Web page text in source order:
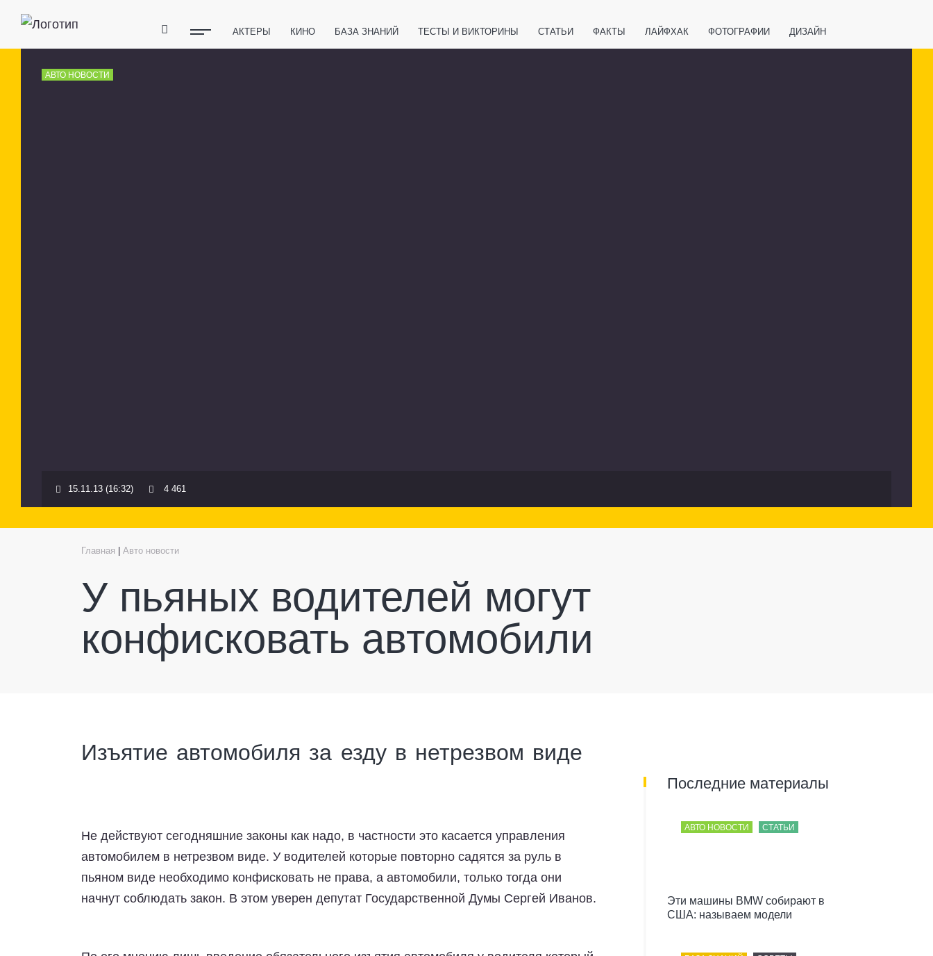
АКТЕРЫ КИНО БАЗА ЗНАНИЙ ТЕСТЫ И ВИКТОРИНЫ СТАТЬИ ФАКТЫ ЛАЙФХАК ФОТОГРАФИИ ДИЗАЙН
АВТО НОВОСТИ
15.11.13 (16:32) 4 461
Главная Авто новости
У пьяных водителей могут
конфисковать автомобили
Изъятие автомобиля за езду в нетрезвом виде
Не действуют сегодняшние законы как надо, в частности это касается управления
автомобилем в нетрезвом виде. У водителей которые повторно садятся за руль в
пьяном виде необходимо конфисковать не права, а автомобили, только тогда они
начнут соблюдать закон. В этом уверен депутат Государственной Думы Сергей Иванов.
Последние материалы
АВТО НОВОСТИ СТАТЬИ
Эти машины BMW собирают в
США: называем модели